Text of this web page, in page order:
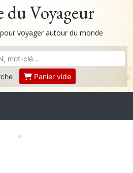
Voyageur
voyager autour du monde
Panier vide